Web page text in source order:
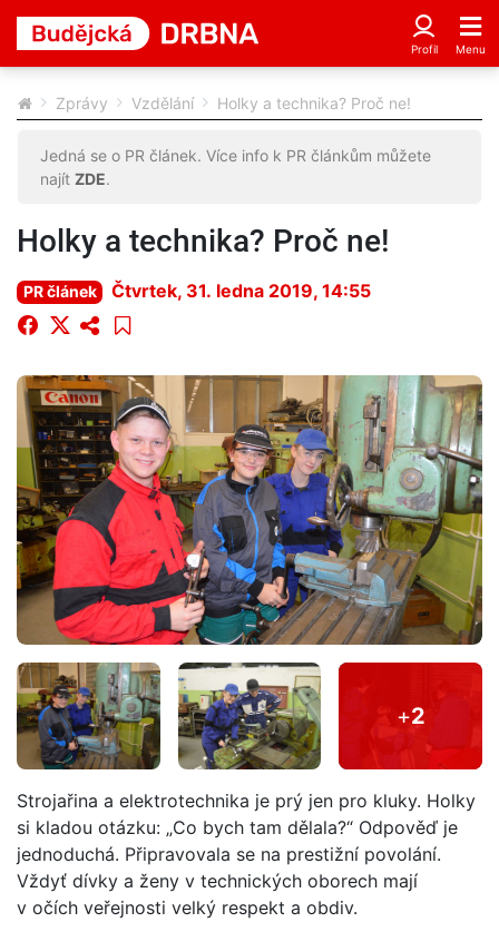
Zprávy Vzdělání Holky a technika? Proč ne!
Jedná se o PR článek. Více info k PR článkům můžete
najít ZDE.
Holky a technika? Proč ne!
PR článek Čtvrtek, 31. ledna 2019, 14:55
+2
Strojařina a elektrotechnika je prý jen pro kluky. Holky
si kladou otázku: „Co bych tam dělala?“ Odpověď je
jednoduchá. Připravovala se na prestižní povolání.
Vždyť dívky a ženy v technických oborech mají
v očích veřejnosti velký respekt a obdiv.